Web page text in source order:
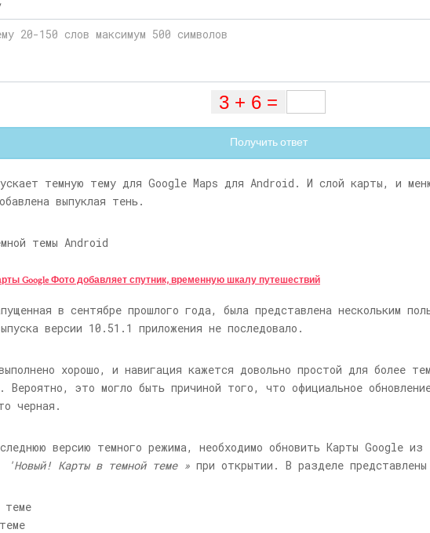
Получить ответ
темную тему для Google Maps для Android. И слой карты, и
​​выпуклая тень.
Google Фото добавляет спутник, временную шкалу путешествий
в сентябре прошлого года, была представлена ​​нескольким
версии 10.51.1 приложения не последовало.
хорошо, и навигация кажется довольно простой для более
Вероятно, это могло быть причиной того, что официальное
черная.
версию темного режима, необходимо обновить Карты Google
'Новый! Карты в темной теме » при открытии. В разделе
теме